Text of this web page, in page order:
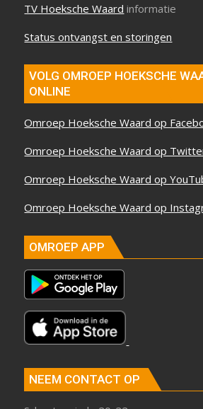
TV Hoeksche Waard informatie
Status ontvangst en storingen
VOLG OMROEP HOEKSCHE
ONLINE
Omroep Hoeksche Waard op
Omroep Hoeksche Waard op
Omroep Hoeksche Waard op
Omroep Hoeksche Waard op
OMROEP APP
NEEM CONTACT OP